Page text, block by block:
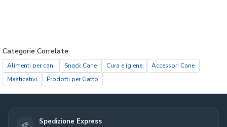
Categorie Correlate
Alimenti per cani Snack Cane Cura e igiene
Accessori Cane
Masticativi
Prodotti per Gatto
Spedizione Express